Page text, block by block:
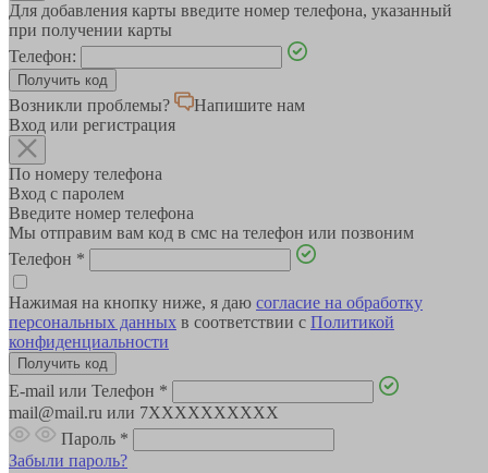
Для добавления карты введите номер телефона, указанный
при получении карты
Телефон:
Возникли проблемы?
Напишите нам
Вход или регистрация
По номеру телефона
Вход с паролем
Введите номер телефона
Мы отправим вам код в смс на телефон или позвоним
Телефон *
Нажимая на кнопку ниже, я даю согласие на обработку
персональных данных в соответствии с Политикой
конфиденциальности
E-mail или Телефон *
mail@mail.ru или 7XXXXXXXXXX
Пароль *
Забыли пароль?